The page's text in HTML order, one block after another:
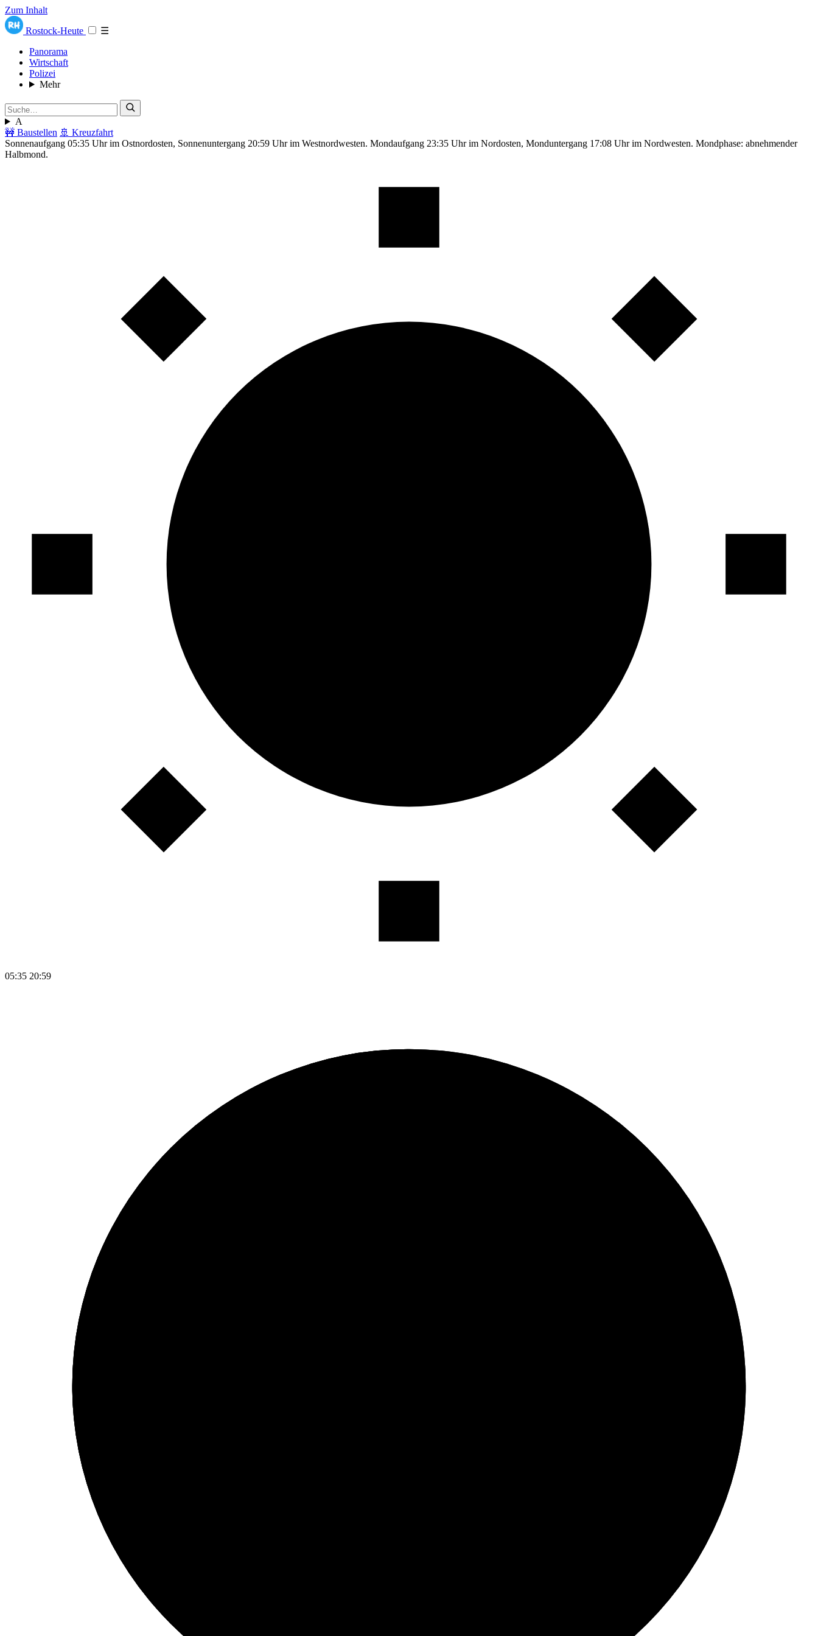
Zum Inhalt
Rostock-Heute
☰
Panorama
Wirtschaft
Polizei
Mehr
A
🚧 Baustellen 🚢 Kreuzfahrt
Sonnenaufgang 05:35 Uhr im Ostnordosten, Sonnenuntergang 20:59 Uhr im Westnordwesten. Mondaufgang 23:35 Uhr im Nordosten, Monduntergang 17:08 Uhr im Nordwesten. Mondphase: abnehmender
Halbmond.
05:35 20:59